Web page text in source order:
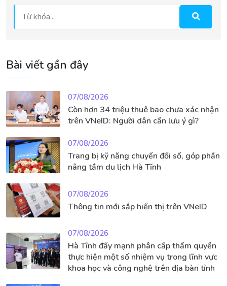
Bài viết gần đây
07/08/2026
Còn hơn 34 triệu thuê bao chưa xác nhận
trên VNeID: Người dân cần lưu ý gì?
07/08/2026
Trang bị kỹ năng chuyển đổi số, góp phần
nâng tầm du lịch Hà Tĩnh
07/08/2026
Thông tin mới sắp hiển thị trên VNeID
07/08/2026
Hà Tĩnh đẩy mạnh phân cấp thẩm quyền
thực hiện một số nhiệm vụ trong lĩnh vực
khoa học và công nghệ trên địa bàn tỉnh